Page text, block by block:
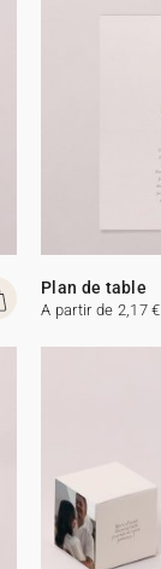
Plan de table
A partir de 2,17 €